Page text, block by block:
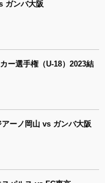
ガンバ大阪
ー選手権（U-18）2023結
アーノ岡山 vs ガンバ大阪